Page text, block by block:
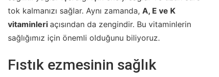
tok kalmanızı sağlar. Aynı zamanda, A, E ve K
vitaminleri açısından da zengindir. Bu vitaminlerin
sağlığımız için önemli olduğunu biliyoruz.
Fıstık ezmesinin sağlık